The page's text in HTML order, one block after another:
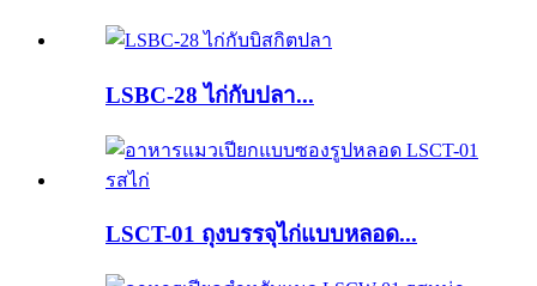
LSBC-28 ไก่กับปลา...
LSCT-01 ถุงบรรจุไก่แบบหลอด...